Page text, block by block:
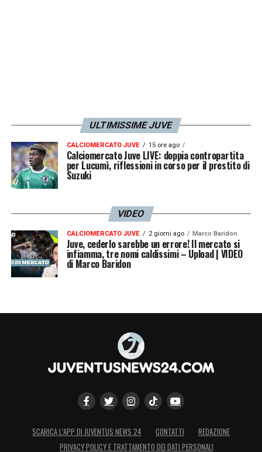
ULTIMISSIME JUVE
CALCIOMERCATO JUVE 15 ore ago
Calciomercato Juve LIVE: doppia contropartita
per Lucumì, riflessioni in corso per il prestito di
Suzuki
VIDEO
CALCIOMERCATO JUVE 2 giorni ago Marco Baridon
Juve, cederlo sarebbe un errore! Il mercato si
infiamma, tre nomi caldissimi – Upload | VIDEO
di Marco Baridon
SCARICA L’APP DI JUVENTUS NEWS 24 CONTATTI
REDAZIONE
PRIVACY POLICY E TRATTAMENTO DEI DATI PERSONALI